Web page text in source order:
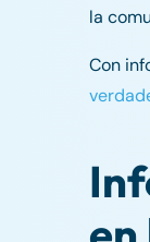
la
Con